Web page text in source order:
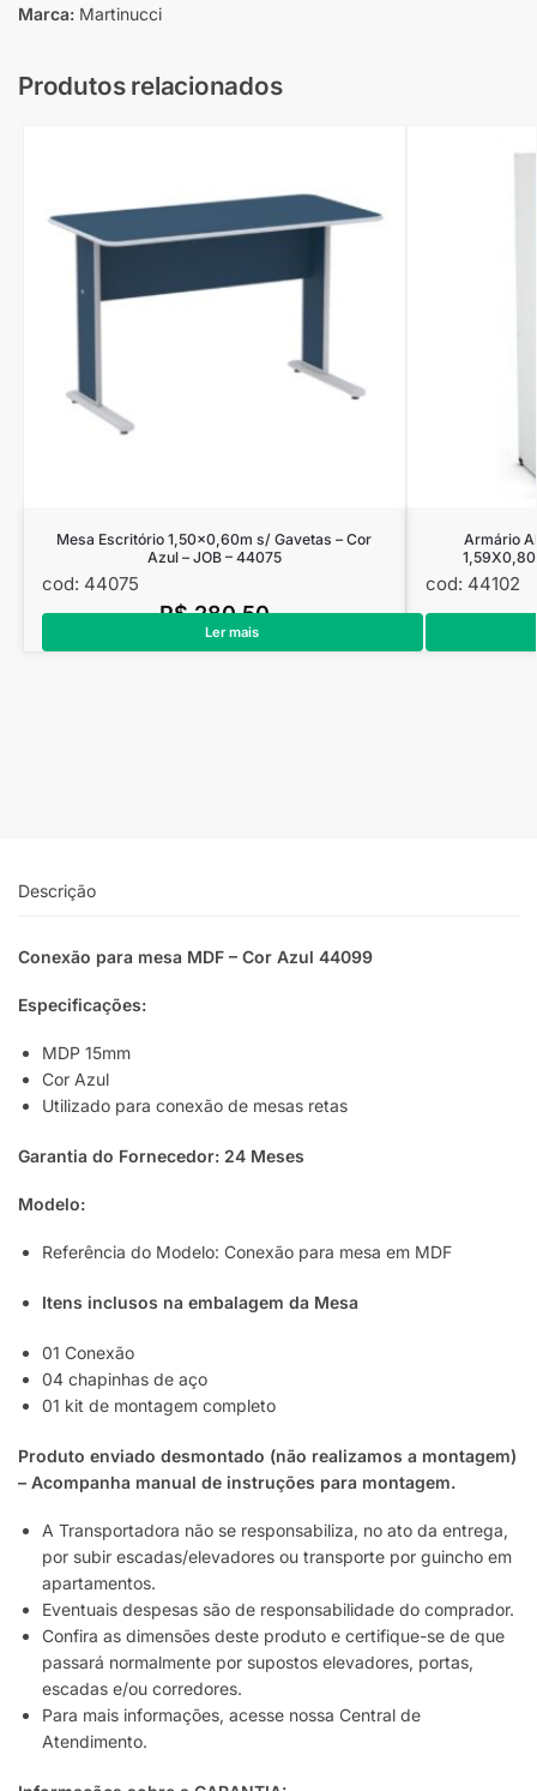
Marca: Martinucci
Produtos relacionados
Mesa Escritório 1,50×0,60m s/ Gavetas – Cor
Azul – JOB – 44075
cod: 44075
R$280,50
Ler mais
Armário
cod: 44102
Descrição
Conexão para mesa MDF – Cor Azul 44099
Especificações:
MDP 15mm
Cor Azul
Utilizado para conexão de mesas retas
Garantia do Fornecedor: 24 Meses
Modelo:
Referência do Modelo: Conexão para mesa em MDF
Itens inclusos na embalagem da Mesa
01 Conexão
04 chapinhas de aço
01 kit de montagem completo
Produto enviado desmontado (não realizamos a montagem)
– Acompanha manual de instruções para montagem.
A Transportadora não se responsabiliza, no ato da entrega,
por subir escadas/elevadores ou transporte por guincho em
apartamentos.
Eventuais despesas são de responsabilidade do comprador.
Confira as dimensões deste produto e certifique-se de que
passará normalmente por supostos elevadores, portas,
escadas e/ou corredores.
Para mais informações, acesse nossa Central de
Atendimento.